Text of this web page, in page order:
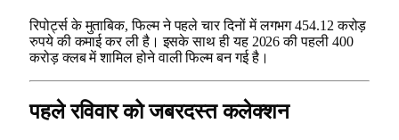
रिपोर्ट्स के मुताबिक, फिल्म ने पहले चार दिनों में लगभग 454.12 करोड़
रुपये की कमाई कर ली है। इसके साथ ही यह 2026 की पहली 400
करोड़ क्लब में शामिल होने वाली फिल्म बन गई है।
पहले रविवार को जबरदस्त कलेक्शन